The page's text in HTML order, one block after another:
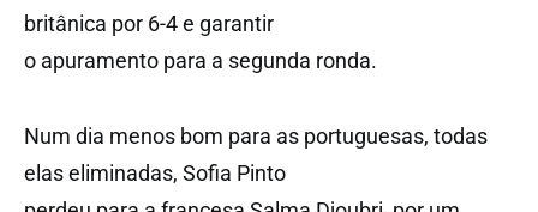
britânica por 6-4 e garantir
o apuramento para a segunda ronda.
Num dia menos bom para as portuguesas, todas
elas eliminadas, Sofia Pinto